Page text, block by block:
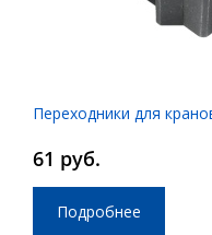
Переходники для
61 руб.
Подробнее